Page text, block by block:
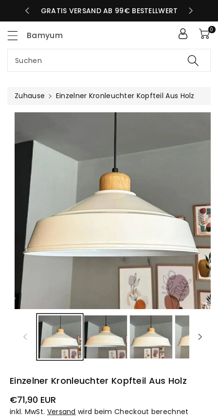
TAG GRATIS VERSAND AB 99€ BESTELLWERT
Bamyum
Suchen
0
Zuhause Einzelner Kronleuchter Kopfteil Aus Holz
Einzelner Kronleuchter Kopfteil Aus Holz
Normaler
Preis
€71,90 EUR
inkl. MwSt. Versand wird beim Checkout berechnet